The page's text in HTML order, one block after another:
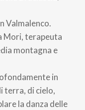
Valmalenco.
Mori, terapeuta
montagna e
in
terra, di cielo,
la danza delle